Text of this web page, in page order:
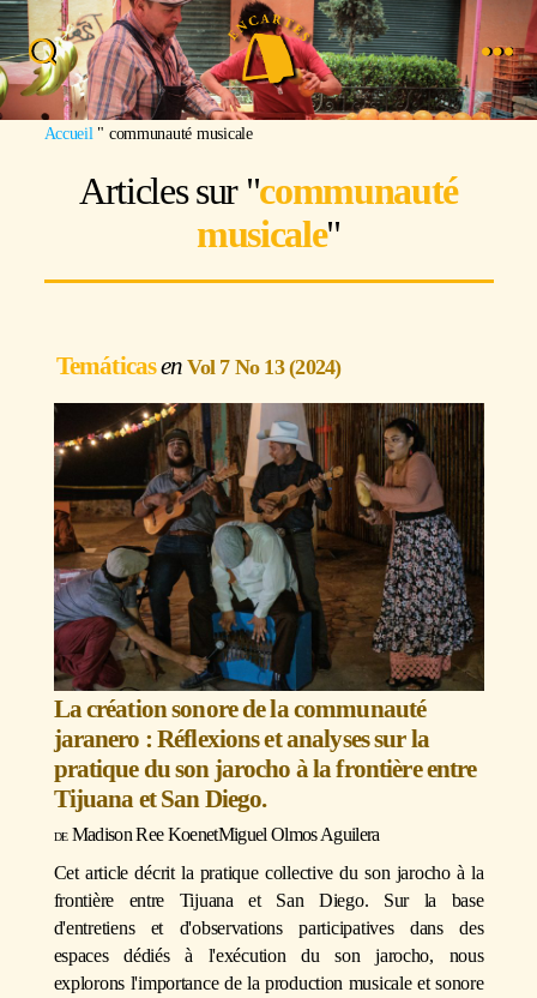
Recherche Menu
Image : Paola Garnica
Accueil " communauté musicale
Articles sur "communauté
musicale"
Temáticas Vol 7 No 13 (2024)
La création sonore de la communauté
jaranero : Réflexions et analyses sur la
pratique du son jarocho à la frontière entre
Tijuana et San Diego.
Madison Ree KoenetMiguel Olmos Aguilera
Cet article décrit la pratique collective du son jarocho à la
frontière entre Tijuana et San Diego. Sur la base
d'entretiens et d'observations participatives dans des
espaces dédiés à l'exécution du son jarocho, nous
explorons l'importance de la production musicale et sonore